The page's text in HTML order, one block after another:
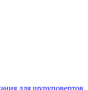
для шуруповертов